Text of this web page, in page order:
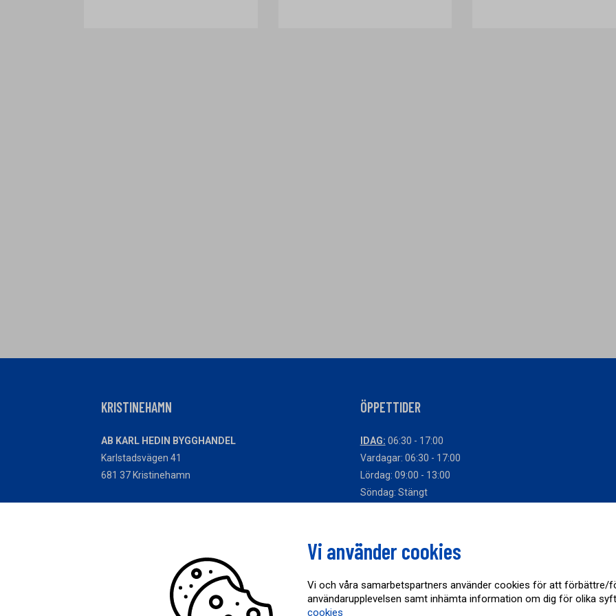
KRISTINEHAMN
AB KARL HEDIN BYGGHANDEL
Karlstadsvägen 41
681 37 Kristinehamn
ÖPPETTIDER
IDAG: 06:30 - 17:00
Vardagar: 06:30 - 17:00
Lördag: 09:00 - 13:00
Söndag: Stängt
Vi använder cookies
Vi och våra samarbetspartners använder cookies för att förbättre/
användarupplevelsen samt inhämta information om dig för olika
cookies